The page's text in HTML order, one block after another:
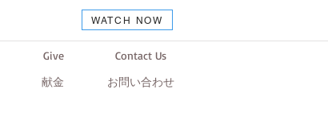
WATCH NOW
Give
献金
Contact Us
お問い合わせ